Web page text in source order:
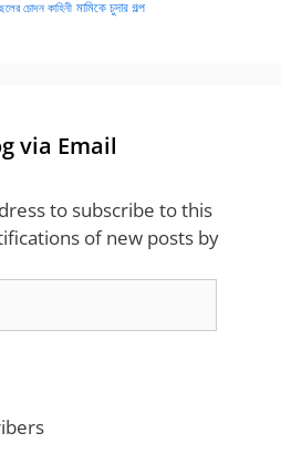
চোদন কাহিনী মামিকে চুদার গল্প
via Email
to subscribe to this
of new posts by